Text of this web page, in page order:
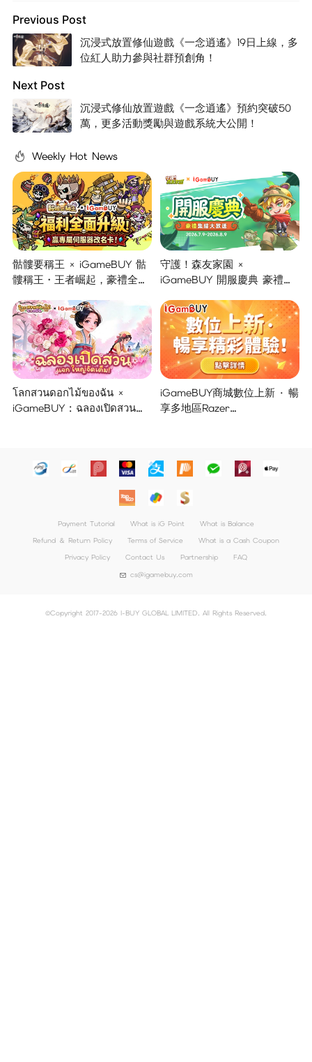
Previous Post
沉浸式放置修仙遊戲《一念逍遙》19日上線，多
位紅人助力參與社群預創角！
Next Post
沉浸式修仙放置遊戲《一念逍遙》預約突破50
萬，更多活動獎勵與遊戲系統大公開！
Weekly Hot News
骷髏要稱王 × iGameBUY 骷
髏稱王・王者崛起，豪禮全面
守護！森友家園 ×
iGameBUY 開服慶典 豪禮集
โลกสวนดอกไม้ของฉัน ×
iGameBUY : ฉลองเปิดสวน
iGameBUY商城數位上新 · 暢
享多地區Razer
Payment Tutorial What is iG Point
What is Balance
Refund ＆ Return Policy
Terms of Service
What is a Cash Coupon
Privacy Policy
Contact Us Partnership
FAQ
cs@igamebuy.com
©Copyright 2017-2026 I-BUY GLOBAL LIMITED. All Rights Reserved.